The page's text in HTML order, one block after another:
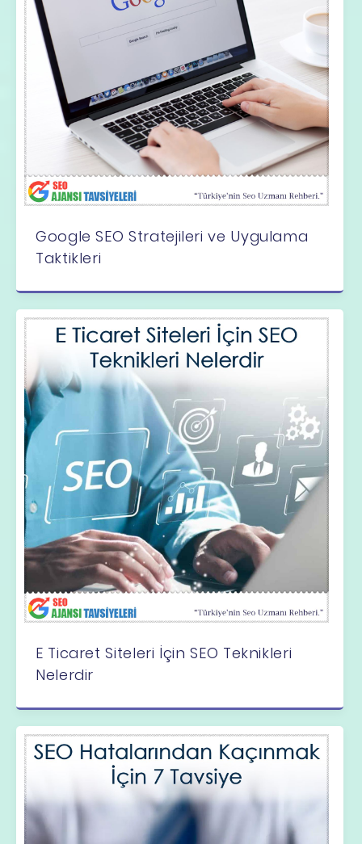
Google SEO Stratejileri ve Uygulama
Taktikleri
E Ticaret Siteleri İçin SEO Teknikleri
Nelerdir